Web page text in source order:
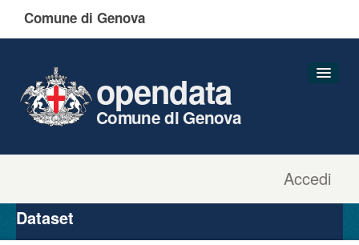
Comune di Genova
Accedi
opendata
Comune di Genova
Organizzazioni
Gruppi
Dataset